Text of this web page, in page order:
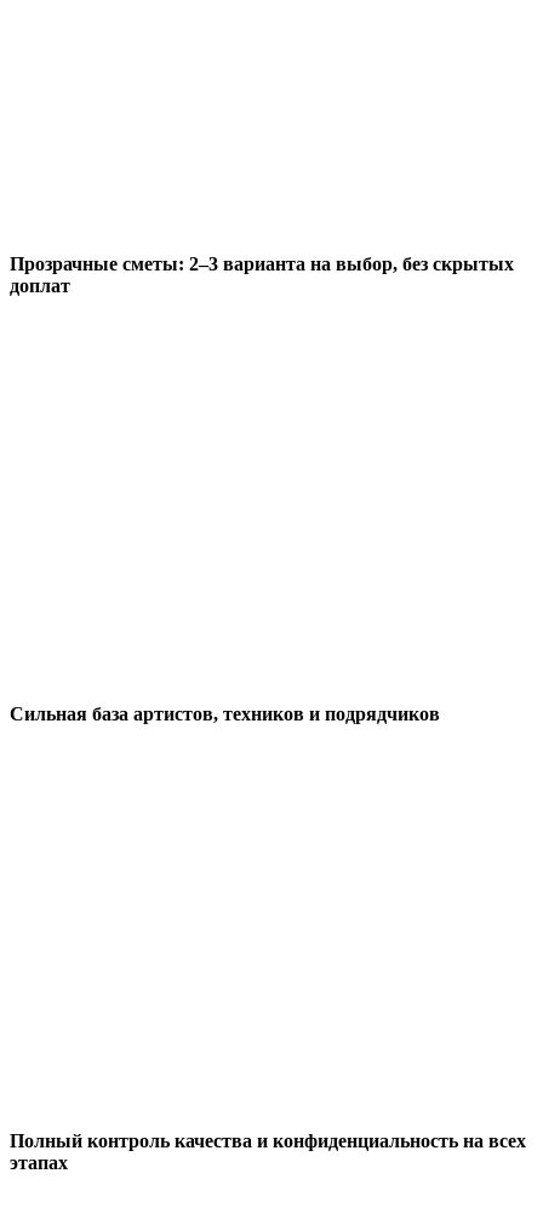
Прозрачные сметы: 2–3 варианта на выбор, без скрытых
доплат
Сильная база артистов, техников и подрядчиков
Полный контроль качества и конфиденциальность на всех
этапах